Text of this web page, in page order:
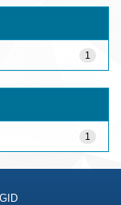
1
1